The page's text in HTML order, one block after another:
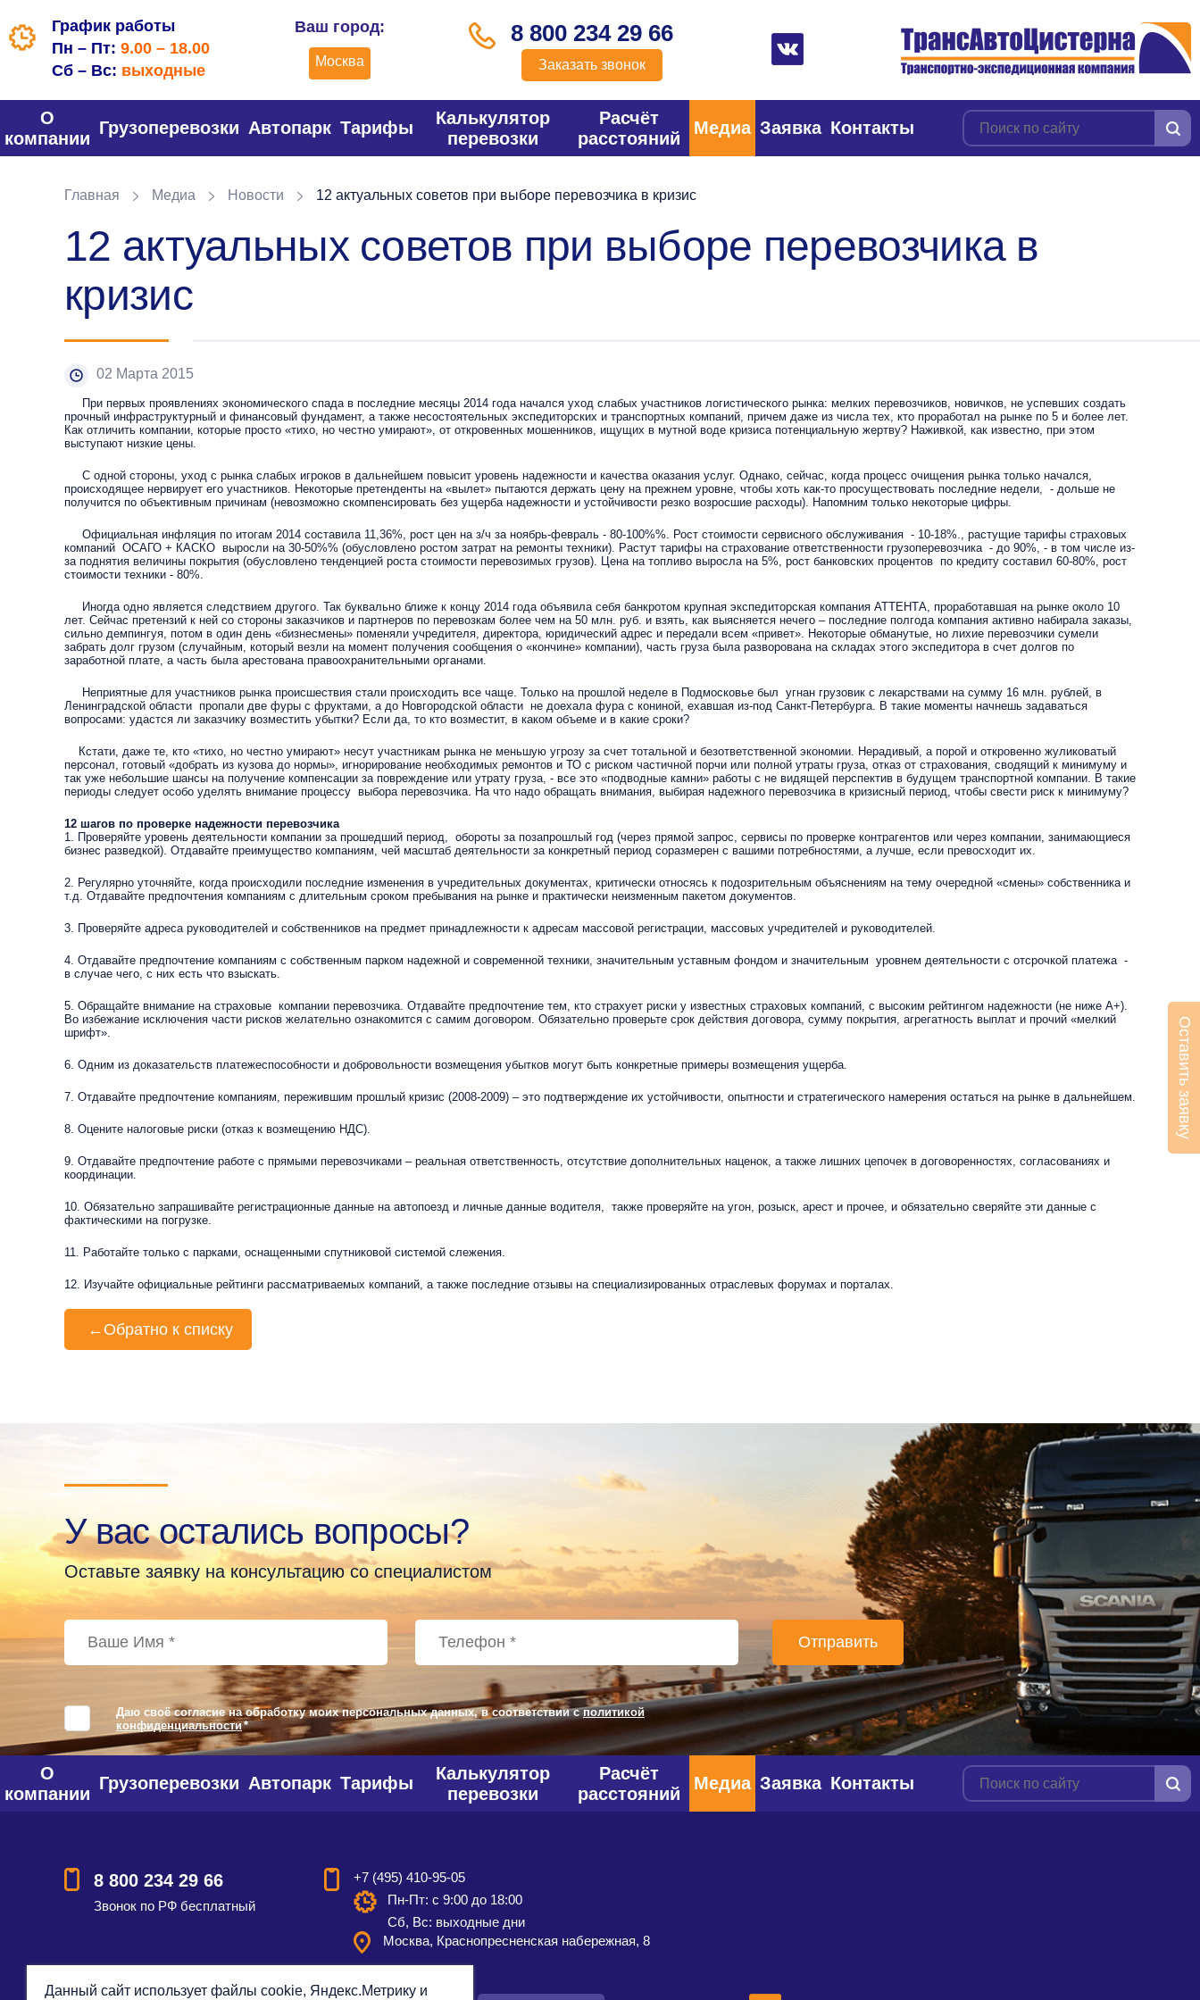
График работы
Пн – Пт: 9.00 – 18.00
Сб – Вс: выходные
Ваш город:
Москва
8 800 234 29 66
Заказать звонок
О
компании
Грузоперевозки Автопарк Тарифы
Калькулятор
перевозки
Расчёт
расстояний
Медиа Заявка Контакты
Главная Медиа Новости 12 актуальных советов при выборе перевозчика в кризис
12 актуальных советов при выборе перевозчика в
кризис
02 Марта 2015
При первых проявлениях экономического спада в последние месяцы 2014 года начался уход слабых участников логистического рынка: мелких перевозчиков, новичков, не успевших создать
прочный инфраструктурный и финансовый фундамент, а также несостоятельных экспедиторских и транспортных компаний, причем даже из числа тех, кто проработал на рынке по 5 и более лет.
Как отличить компании, которые просто «тихо, но честно умирают», от откровенных мошенников, ищущих в мутной воде кризиса потенциальную жертву? Наживкой, как известно, при этом
выступают низкие цены.
С одной стороны, уход с рынка слабых игроков в дальнейшем повысит уровень надежности и качества оказания услуг. Однако, сейчас, когда процесс очищения рынка только начался,
происходящее нервирует его участников. Некоторые претенденты на «вылет» пытаются держать цену на прежнем уровне, чтобы хоть как-то просуществовать последние недели, - дольше не
получится по объективным причинам (невозможно скомпенсировать без ущерба надежности и устойчивости резко возросшие расходы). Напомним только некоторые цифры.
Официальная инфляция по итогам 2014 составила 11,36%, рост цен на з/ч за ноябрь-февраль - 80-100%%. Рост стоимости сервисного обслуживания - 10-18%., растущие тарифы страховых
компаний ОСАГО + КАСКО выросли на 30-50%% (обусловлено ростом затрат на ремонты техники). Растут тарифы на страхование ответственности грузоперевозчика - до 90%, - в том числе из-
за поднятия величины покрытия (обусловлено тенденцией роста стоимости перевозимых грузов). Цена на топливо выросла на 5%, рост банковских процентов по кредиту составил 60-80%, рост
стоимости техники - 80%.
Иногда одно является следствием другого. Так буквально ближе к концу 2014 года объявила себя банкротом крупная экспедиторская компания АТТЕНТА, проработавшая на рынке около 10
лет. Сейчас претензий к ней со стороны заказчиков и партнеров по перевозкам более чем на 50 млн. руб. и взять, как выясняется нечего – последние полгода компания активно набирала заказы,
сильно демпингуя, потом в один день «бизнесмены» поменяли учредителя, директора, юридический адрес и передали всем «привет». Некоторые обманутые, но лихие перевозчики сумели
забрать долг грузом (случайным, который везли на момент получения сообщения о «кончине» компании), часть груза была разворована на складах этого экспедитора в счет долгов по
заработной плате, а часть была арестована правоохранительными органами.
Неприятные для участников рынка происшествия стали происходить все чаще. Только на прошлой неделе в Подмосковье был угнан грузовик с лекарствами на сумму 16 млн. рублей, в
Ленинградской области пропали две фуры с фруктами, а до Новгородской области не доехала фура с кониной, ехавшая из-под Санкт-Петербурга. В такие моменты начнешь задаваться
вопросами: удастся ли заказчику возместить убытки? Если да, то кто возместит, в каком объеме и в какие сроки?
Кстати, даже те, кто «тихо, но честно умирают» несут участникам рынка не меньшую угрозу за счет тотальной и безответственной экономии. Нерадивый, а порой и откровенно жуликоватый
персонал, готовый «добрать из кузова до нормы», игнорирование необходимых ремонтов и ТО с риском частичной порчи или полной утраты груза, отказ от страхования, сводящий к минимуму и
так уже небольшие шансы на получение компенсации за повреждение или утрату груза, - все это «подводные камни» работы с не видящей перспектив в будущем транспортной компании. В такие
периоды следует особо уделять внимание процессу выбора перевозчика. На что надо обращать внимания, выбирая надежного перевозчика в кризисный период, чтобы свести риск к минимуму?
12 шагов по проверке надежности перевозчика
1. Проверяйте уровень деятельности компании за прошедший период, обороты за позапрошлый год (через прямой запрос, сервисы по проверке контрагентов или через компании, занимающиеся
бизнес разведкой). Отдавайте преимущество компаниям, чей масштаб деятельности за конкретный период соразмерен с вашими потребностями, а лучше, если превосходит их.
2. Регулярно уточняйте, когда происходили последние изменения в учредительных документах, критически относясь к подозрительным объяснениям на тему очередной «смены» собственника и
т.д. Отдавайте предпочтения компаниям с длительным сроком пребывания на рынке и практически неизменным пакетом документов.
3. Проверяйте адреса руководителей и собственников на предмет принадлежности к адресам массовой регистрации, массовых учредителей и руководителей.
4. Отдавайте предпочтение компаниям с собственным парком надежной и современной техники, значительным уставным фондом и значительным уровнем деятельности с отсрочкой платежа -
в случае чего, с них есть что взыскать.
5. Обращайте внимание на страховые компании перевозчика. Отдавайте предпочтение тем, кто страхует риски у известных страховых компаний, с высоким рейтингом надежности (не ниже А+).
Во избежание исключения части рисков желательно ознакомится с самим договором. Обязательно проверьте срок действия договора, сумму покрытия, агрегатность выплат и прочий «мелкий
шрифт».
6. Одним из доказательств платежеспособности и добровольности возмещения убытков могут быть конкретные примеры возмещения ущерба.
7. Отдавайте предпочтение компаниям, пережившим прошлый кризис (2008-2009) – это подтверждение их устойчивости, опытности и стратегического намерения остаться на рынке в дальнейшем.
8. Оцените налоговые риски (отказ к возмещению НДС).
9. Отдавайте предпочтение работе с прямыми перевозчиками – реальная ответственность, отсутствие дополнительных наценок, а также лишних цепочек в договоренностях, согласованиях и
координации.
10. Обязательно запрашивайте регистрационные данные на автопоезд и личные данные водителя, также проверяйте на угон, розыск, арест и прочее, и обязательно сверяйте эти данные с
фактическими на погрузке.
11. Работайте только с парками, оснащенными спутниковой системой слежения.
12. Изучайте официальные рейтинги рассматриваемых компаний, а также последние отзывы на специализированных отраслевых форумах и порталах.
← Обратно к списку
У вас остались вопросы?
Оставьте заявку на консультацию со специалистом
Даю своё согласие на обработку моих персональных данных, в соответствии сполитикой
конфиденциальности*
О
компании
Грузоперевозки Автопарк Тарифы
Калькулятор
перевозки
Расчёт
расстояний
Медиа Заявка Контакты
8 800 234 29 66
Звонок по РФ бесплатный
+7 (495) 410-95-05
Пн-Пт: с 9:00 до 18:00
Сб, Вс: выходные дни
Москва, Краснопресненская набережная, 8
Оставить заявку
Данный сайт использует файлы cookie, Яндекс.Метрику и